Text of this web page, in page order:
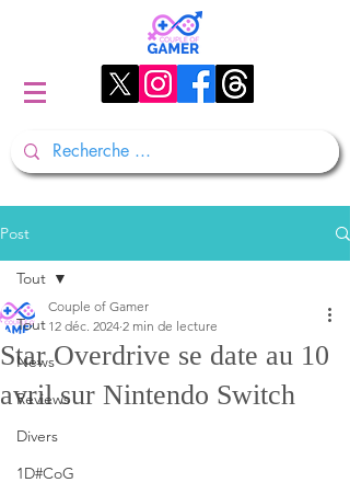
Post
Tout
News
Reviews
Divers
1D#CoG
Tout
Star Overdrive se date au 10
avril sur Nintendo Switch
Couple of Gamer
12 déc. 2024 2 min de lecture